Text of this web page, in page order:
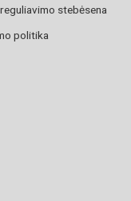
stebėsena
politika